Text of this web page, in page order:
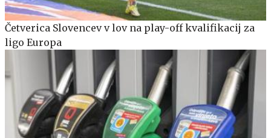
Četverica Slovencev v lov na play-off kvalifikacij za
ligo Europa